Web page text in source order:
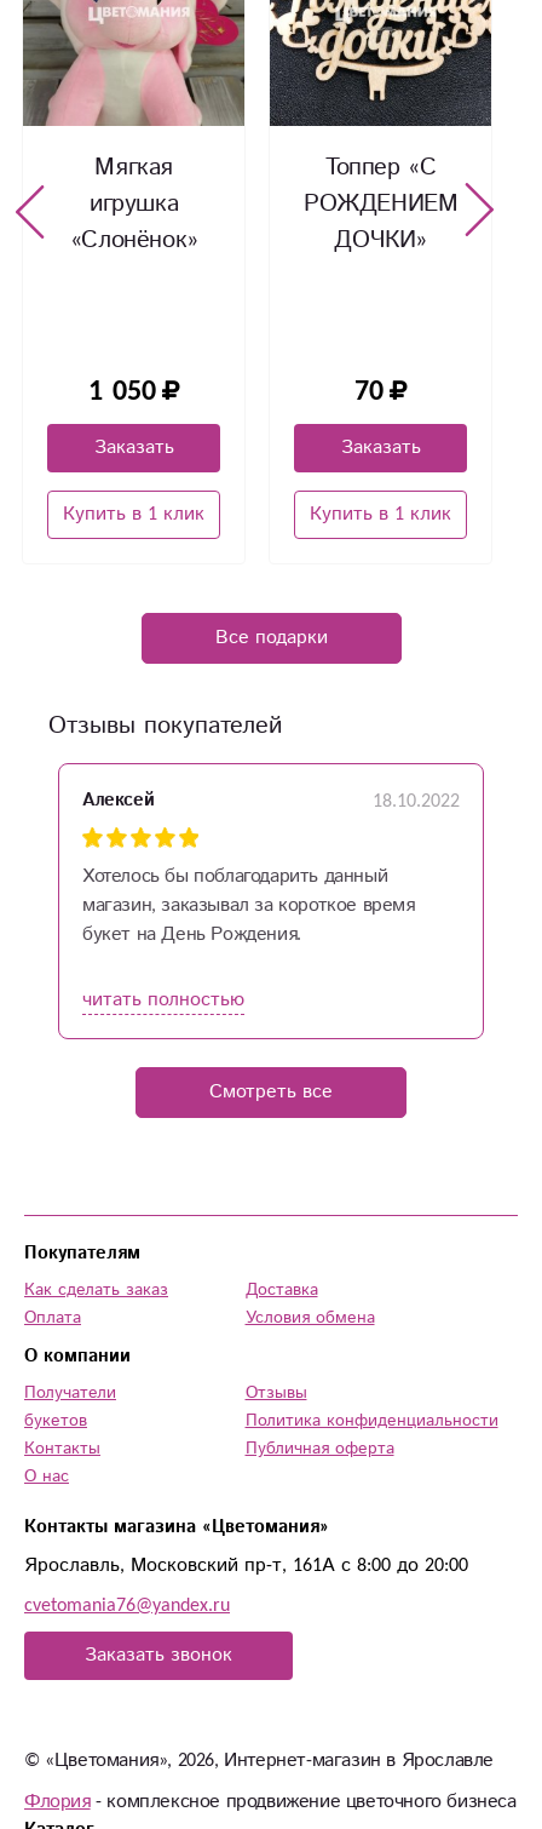
Мягкая
игрушка
«Слонёнок»
1 050
Заказать
Купить в 1 клик
Топпер «С
РОЖДЕНИЕМ
ДОЧКИ»
70
Заказать
Купить в 1 клик
Все подарки
Отзывы покупателей
Алексей 18.10.2022
Хотелось бы поблагодарить данный
магазин, заказывал за короткое время
букет на День Рождения.
Никаких накруток, широкий ассортимент,
хорошее цветы не перемороженные.
Спасибо огромное!
читать полностью
Смотреть все
Контакты магазина «Цветомания»
Ярославль, Московский пр-т, 161А с 8:00 до 20:00
cvetomania76@yandex.ru
Заказать звонок
Покупателям
Как сделать заказ
Оплата
Доставка
Условия обмена
О компании
Получатели
букетов
Контакты
О нас
Отзывы
Политика конфиденциальности
Публичная оферта
© «Цветомания», 2026, Интернет-магазин в Ярославле
Флория- комплексное продвижение цветочного бизнеса